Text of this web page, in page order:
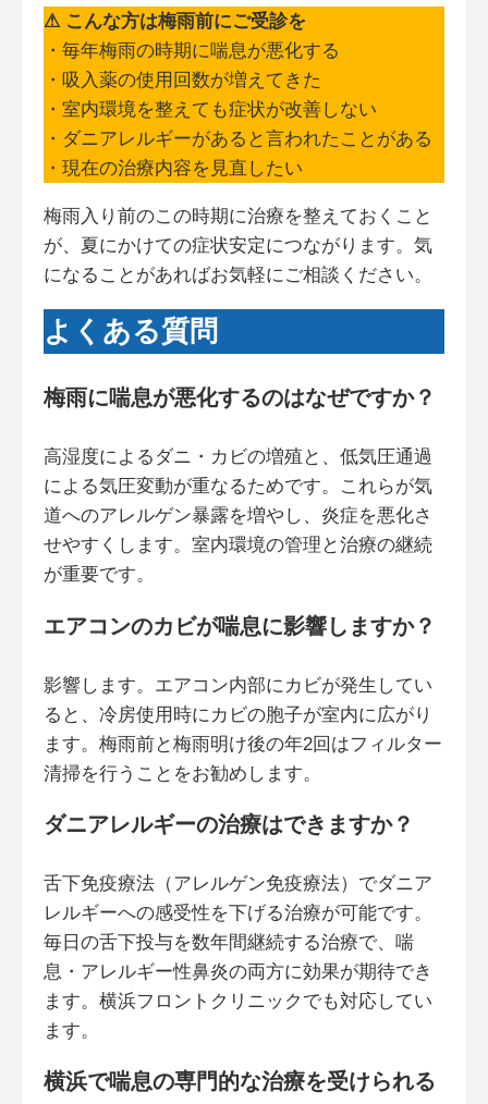
⚠ こんな方は梅雨前にご受診を
・毎年梅雨の時期に喘息が悪化する
・吸入薬の使用回数が増えてきた
・室内環境を整えても症状が改善しない
・ダニアレルギーがあると言われたことがある
・現在の治療内容を見直したい
梅雨入り前のこの時期に治療を整えておくこと
が、夏にかけての症状安定につながります。気
になることがあればお気軽にご相談ください。
よくある質問
梅雨に喘息が悪化するのはなぜですか？
高湿度によるダニ・カビの増殖と、低気圧通過
による気圧変動が重なるためです。これらが気
道へのアレルゲン暴露を増やし、炎症を悪化さ
せやすくします。室内環境の管理と治療の継続
が重要です。
エアコンのカビが喘息に影響しますか？
影響します。エアコン内部にカビが発生してい
ると、冷房使用時にカビの胞子が室内に広がり
ます。梅雨前と梅雨明け後の年2回はフィルター
清掃を行うことをお勧めします。
ダニアレルギーの治療はできますか？
舌下免疫療法（アレルゲン免疫療法）でダニア
レルギーへの感受性を下げる治療が可能です。
毎日の舌下投与を数年間継続する治療で、喘
息・アレルギー性鼻炎の両方に効果が期待でき
ます。横浜フロントクリニックでも対応してい
ます。
横浜で喘息の専門的な治療を受けられる